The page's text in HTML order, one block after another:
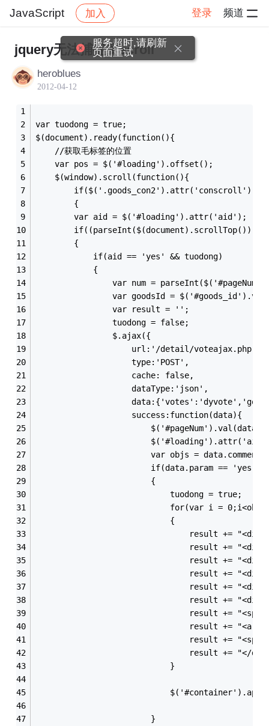
JavaScript 加入 登录 频道
社区 JavaScript 帖子详情
jquery无法捕捉到scroll
heroblues
2012-04-12
var tuodong = true;
$(document).ready(function(){
    //获取毛标签的位置
    var pos = $('#loading').offset();
    $(window).scroll(function(){
if($('.goods_con2').attr('conscroll') ==
        {
        var aid = $('#loading').attr('aid');
if((parseInt($(document).scrollTop()) +
        {
            if(aid == 'yes' && tuodong)
            {
var num =
var goodsId =
                var result = '';
                tuodong = false;
                $.ajax({
                    url:'/detail/voteajax.php',
                    type:'POST',
                    cache: false,
                    dataType:'json',
                    success:function(data){
var objs =
                        if(data.param == 'yes')
                            tuodong = true;
for(var i =
                            {
result += "<div
result += "<div
result += "<div
result += "<div
result += "<div
result += "<div
result +=
result += "<a
result +=
result += "</
                            }
                        }
服务超时,请刷新
页面重试